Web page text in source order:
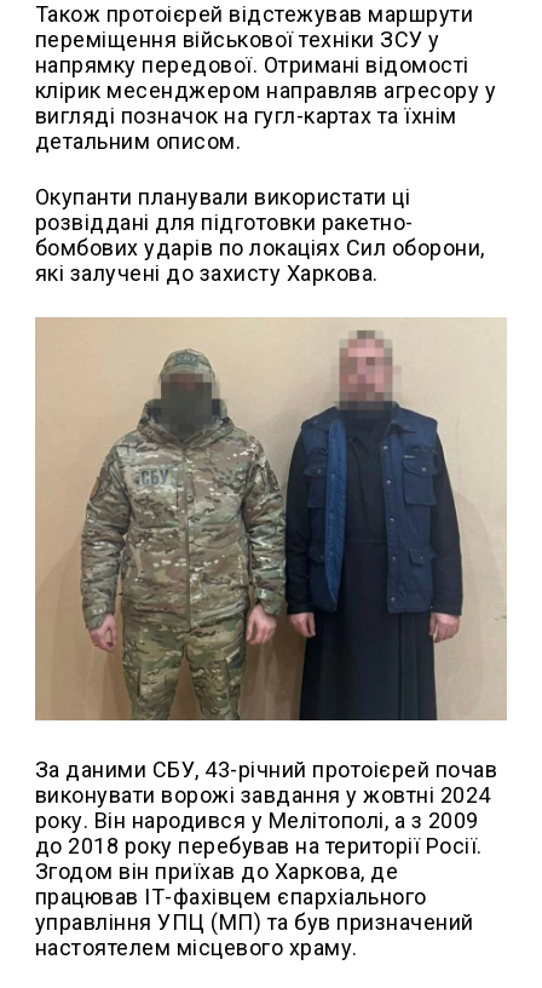
Також протоієрей відстежував маршрути
переміщення військової техніки ЗСУ у
напрямку передової. Отримані відомості
клірик месенджером направляв агресору у
вигляді позначок на гугл-картах та їхнім
детальним описом.
Окупанти планували використати ці
розвіддані для підготовки ракетно-
бомбових ударів по локаціях Сил оборони,
які залучені до захисту Харкова.
За даними СБУ, 43-річний протоієрей почав
виконувати ворожі завдання у жовтні 2024
року. Він народився у Мелітополі, а з 2009
до 2018 року перебував на території Росії.
Згодом він приїхав до Харкова, де
працював ІТ-фахівцем єпархіального
управління УПЦ (МП) та був призначений
настоятелем місцевого храму.